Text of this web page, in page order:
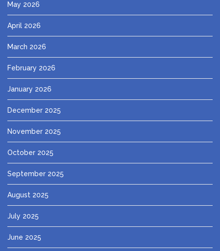
May 2026
April 2026
March 2026
February 2026
January 2026
December 2025
November 2025
October 2025
September 2025
August 2025
July 2025
June 2025